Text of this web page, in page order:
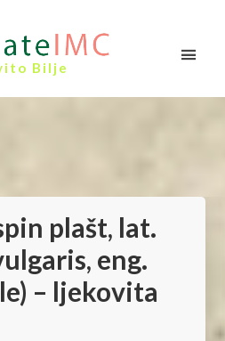
Bilje
plašt, lat.
eng.
– ljekovita